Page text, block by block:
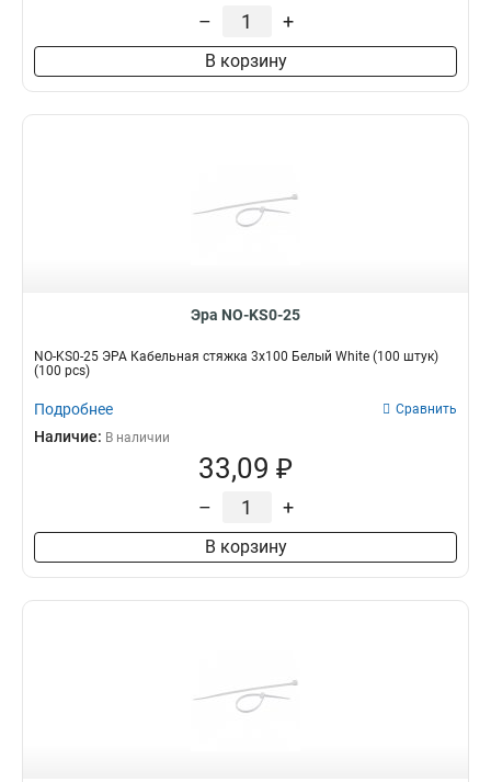
– +
В корзину
Эра NO-KS0-25
NO-KS0-25 ЭРА Кабельная стяжка 3х100 Белый White (100 штук)
(100 pcs)
Подробнее Сравнить
Наличие: В наличии
33,09 ₽
– +
В корзину